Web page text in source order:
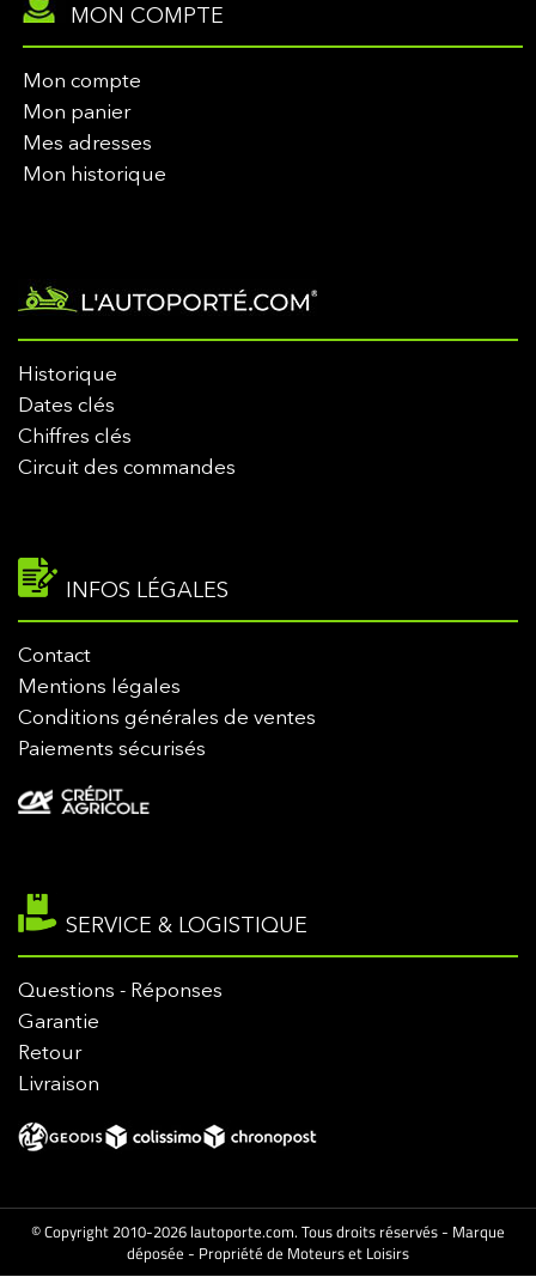
MON COMPTE
Mon compte
Mon panier
Mes adresses
Mon historique
Historique
Dates clés
Chiffres clés
Circuit des commandes
INFOS LÉGALES
Contact
Mentions légales
Conditions générales de ventes
Paiements sécurisés
SERVICE & LOGISTIQUE
Questions - Réponses
Garantie
Retour
Livraison
© Copyright 2010-2026 lautoporte.com. Tous droits réservés - Marque
déposée - Propriété de Moteurs et Loisirs